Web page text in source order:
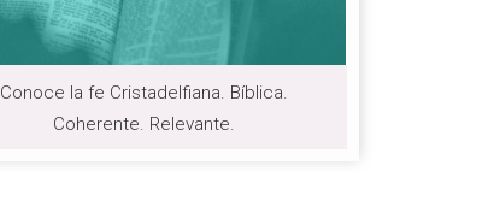
Conoce la fe Cristadelfiana. Bíblica.
Coherente. Relevante.